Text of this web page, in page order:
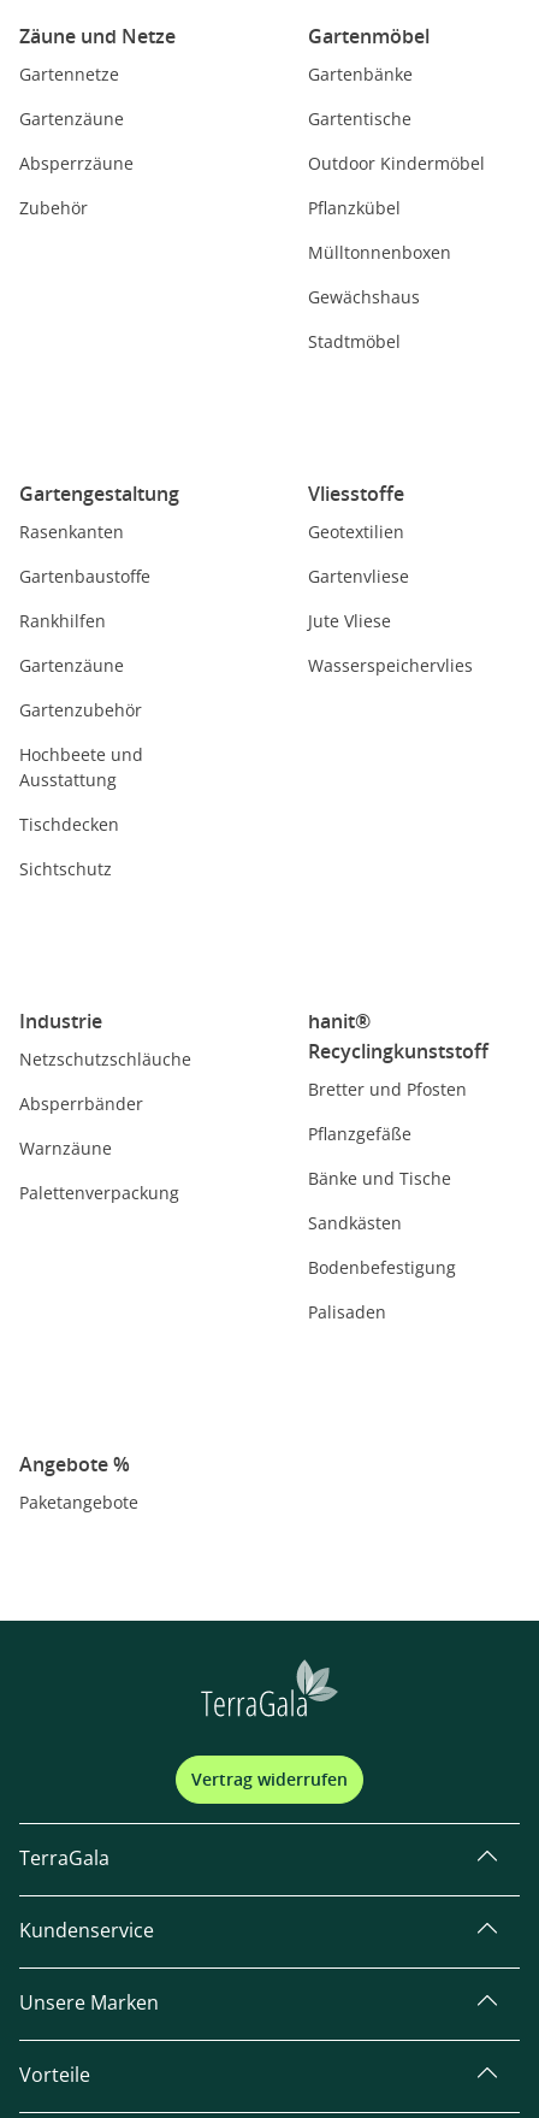
Zäune und Netze
Gartennetze
Gartenzäune
Absperrzäune
Zubehör
Gartenmöbel
Gartenbänke
Gartentische
Outdoor Kindermöbel
Pflanzkübel
Mülltonnenboxen
Gewächshaus
Stadtmöbel
Gartengestaltung
Rasenkanten
Gartenbaustoffe
Rankhilfen
Gartenzäune
Gartenzubehör
Hochbeete und
Ausstattung
Tischdecken
Sichtschutz
Vliesstoffe
Geotextilien
Gartenvliese
Jute Vliese
Wasserspeichervlies
Industrie
Netzschutzschläuche
Absperrbänder
Warnzäune
Palettenverpackung
hanit®
Recyclingkunststoff
Bretter und Pfosten
Pflanzgefäße
Bänke und Tische
Sandkästen
Bodenbefestigung
Palisaden
Angebote %
Paketangebote
Vertrag widerrufen
TerraGala
Kundenservice
Unsere Marken
Vorteile